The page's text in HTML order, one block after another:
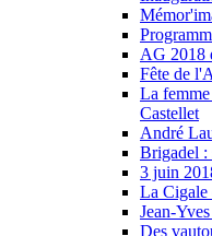
AG 2018
Fête de
La
Castellet
André
Brigadel :
3 juin
La Cigale
Jean-
Des